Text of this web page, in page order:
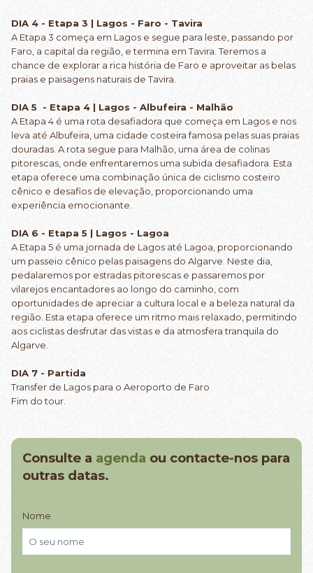
DIA 4 - Etapa 3 | Lagos - Faro - Tavira
A Etapa 3 começa em Lagos e segue para leste, passando por
Faro, a capital da região, e termina em Tavira. Teremos a
chance de explorar a rica história de Faro e aproveitar as belas
praias e paisagens naturais de Tavira.
DIA 5 - Etapa 4 | Lagos - Albufeira - Malhão
A Etapa 4 é uma rota desafiadora que começa em Lagos e nos
leva até Albufeira, uma cidade costeira famosa pelas suas praias
douradas. A rota segue para Malhão, uma área de colinas
pitorescas, onde enfrentaremos uma subida desafiadora. Esta
etapa oferece uma combinação única de ciclismo costeiro
cênico e desafios de elevação, proporcionando uma
experiência emocionante.
DIA 6 - Etapa 5 | Lagos - Lagoa
A Etapa 5 é uma jornada de Lagos até Lagoa, proporcionando
um passeio cênico pelas paisagens do Algarve. Neste dia,
pedalaremos por estradas pitorescas e passaremos por
vilarejos encantadores ao longo do caminho, com
oportunidades de apreciar a cultura local e a beleza natural da
região. Esta etapa oferece um ritmo mais relaxado, permitindo
aos ciclistas desfrutar das vistas e da atmosfera tranquila do
Algarve.
DIA 7 - Partida
Transfer de Lagos para o Aeroporto de Faro
Fim do tour.
Consulte a agenda ou contacte-nos para
outras datas.
Nome